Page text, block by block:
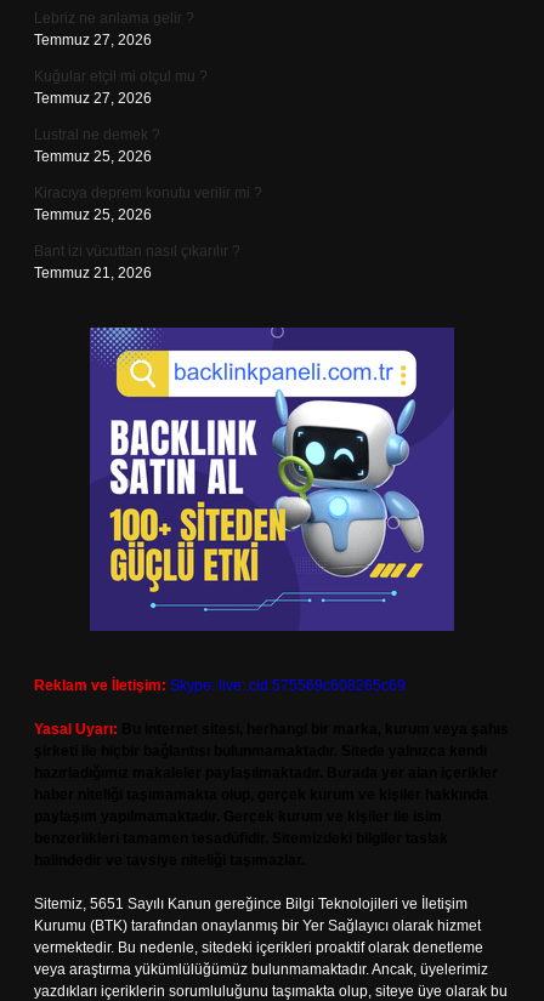
Lebriz ne anlama gelir ?
Temmuz 27, 2026
Kuğular etçil mi otçul mu ?
Temmuz 27, 2026
Lustral ne demek ?
Temmuz 25, 2026
Kiracıya deprem konutu verilir mi ?
Temmuz 25, 2026
Bant izi vücuttan nasıl çıkarılır ?
Temmuz 21, 2026
Reklam ve İletişim: Skype: live:.cid.575569c608265c69
Yasal Uyarı:
Sitemiz, 5651 Sayılı Kanun gereğince Bilgi Teknolojileri ve İletişim
Kurumu (BTK) tarafından onaylanmış bir Yer Sağlayıcı olarak hizmet
vermektedir. Bu nedenle, sitedeki içerikleri proaktif olarak denetleme
veya araştırma yükümlülüğümüz bulunmamaktadır. Ancak, üyelerimiz
yazdıkları içeriklerin sorumluluğunu taşımakta olup, siteye üye olarak bu